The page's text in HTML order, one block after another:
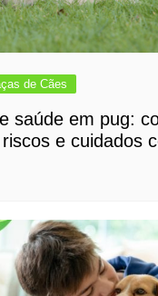
de Cães
saúde em pug:
e cuidados